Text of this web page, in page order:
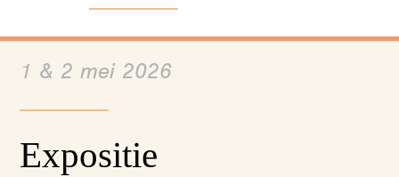
1 & 2 mei 2026
Expositie